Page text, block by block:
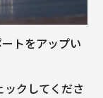
トをアップい
ックしてくださ